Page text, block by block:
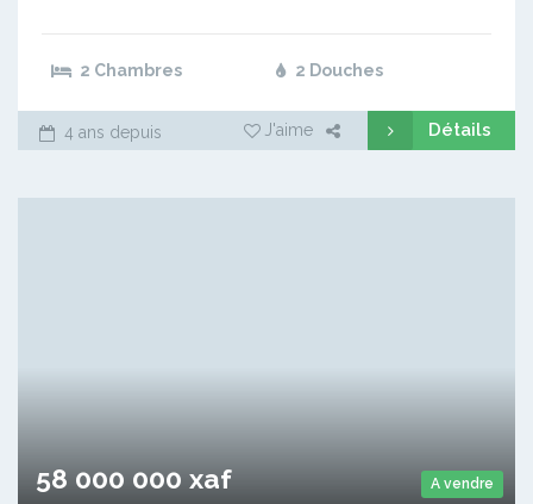
2 Chambres 2 Douches
4 ans depuis J'aime Détails
A vendre
58 000 000 xaf